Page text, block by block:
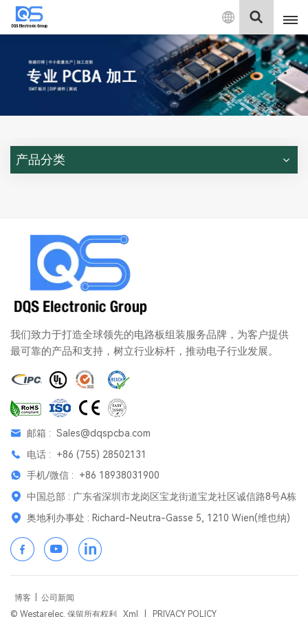
中
文
English
中文
Deutsch
产品分类
我们致力于打造全球领先的电路板组装服务品牌，为客户提供
最可靠的产品和支持，树立行业标杆，推动电子行业发展。
邮箱 : Sales@dqspcba.com
电话 : +86 (755) 28502131
手机/微信 : +86 18938031900
中国总部 : 广东省深圳市龙岗区宝龙街道宝龙社区诚信路8号A栋
奥地利办事处 : Richard-Neutra-Gasse 5, 1210 Wien(维也纳)
博客
公司新闻
© Westarelec. 保留所有权利
Xml PRIVACY POLICY